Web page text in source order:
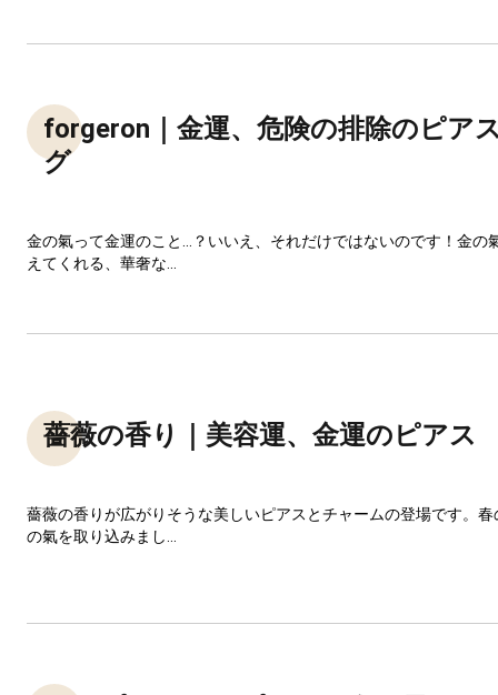
forgeron｜金運、危険の排除のピア
グ
金の氣って金運のこと…？いいえ、それだけではないのです！金の
えてくれる、華奢な...
薔薇の香り｜美容運、金運のピアス
薔薇の香りが広がりそうな美しいピアスとチャームの登場です。
の氣を取り込みまし...